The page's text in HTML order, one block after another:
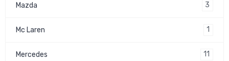
Mazda 3
Mc Laren 1
Mercedes 11